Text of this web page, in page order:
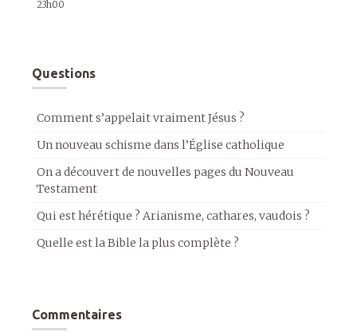
23h00
Questions
Comment s’appelait vraiment Jésus ?
Un nouveau schisme dans l’Église catholique
On a découvert de nouvelles pages du Nouveau
Testament
Qui est hérétique ? Arianisme, cathares, vaudois ?
Quelle est la Bible la plus complète ?
Commentaires